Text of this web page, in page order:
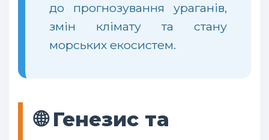
до прогнозування ураганів,
змін клімату та стану
морських екосистем.
🌐 Генезис та